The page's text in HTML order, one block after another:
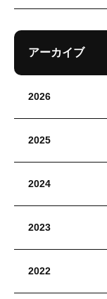
アーカイブ
2026
2025
2024
2023
2022